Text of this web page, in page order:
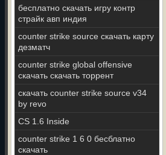
бесплатно скачать игру контр
страйк авп индия
counter strike source скачать карту
дезматч
counter strike global offensive
скачать скачать торрент
скачать counter strike source v34
by revo
CS 1.6 Inside
counter strike 1 6 0 бесблатно
скачать